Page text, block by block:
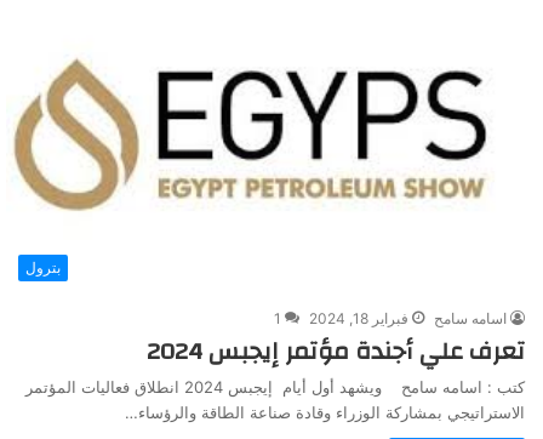
بترول
اسامه سامح فبراير 18, 2024 1
تعرف علي أجندة مؤتمر إيجبس 2024
كتب : اسامه سامح ويشهد أول أيام إيجبس 2024 انطلاق فعاليات المؤتمر
الاستراتيجي بمشاركة الوزراء وقادة صناعة الطاقة والرؤساء…